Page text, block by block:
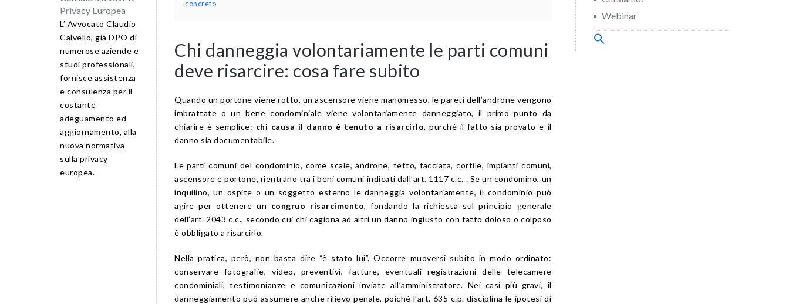
Privacy Europea
L’ Avvocato Claudio
Calvello, già DPO di
numerose aziende e
studi professionali,
fornisce assistenza
e consulenza per il
costante
adeguamento ed
aggiornamento, alla
nuova normativa
sulla privacy
europea.
concreto
Chi danneggia volontariamente le parti comuni
deve risarcire: cosa fare subito
Quando un portone viene rotto, un ascensore viene manomesso, le pareti dell’androne vengono
imbrattate o un bene condominiale viene volontariamente danneggiato, il primo punto da
chiarire è semplice: chi causa il danno è tenuto a risarcirlo, purché il fatto sia provato e il
danno sia documentabile.
Le parti comuni del condominio, come scale, androne, tetto, facciata, cortile, impianti comuni,
ascensore e portone, rientrano tra i beni comuni indicati dall’art. 1117 c.c. . Se un condomino, un
inquilino, un ospite o un soggetto esterno le danneggia volontariamente, il condominio può
agire per ottenere un congruo risarcimento, fondando la richiesta sul principio generale
dell’art. 2043 c.c., secondo cui chi cagiona ad altri un danno ingiusto con fatto doloso o colposo
è obbligato a risarcirlo.
Nella pratica, però, non basta dire “è stato lui”. Occorre muoversi subito in modo ordinato:
conservare fotografie, video, preventivi, fatture, eventuali registrazioni delle telecamere
condominiali, testimonianze e comunicazioni inviate all’amministratore. Nei casi più gravi, il
danneggiamento può assumere anche rilievo penale, poiché l’art. 635 c.p. disciplina le ipotesi di
Webinar